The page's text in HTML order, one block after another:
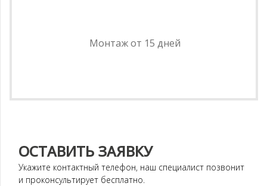
Монтаж от 15 дней
ОСТАВИТЬ ЗАЯВКУ
Укажите контактный телефон, наш специалист позвонит
и проконсультирует бесплатно.